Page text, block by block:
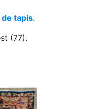
tapis.
(77).